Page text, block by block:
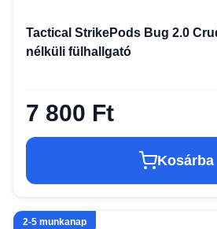
Tactical StrikePods Bug 2.0
nélküli fülhallgató
7 800 Ft
Kosárba
2-5 munkanap